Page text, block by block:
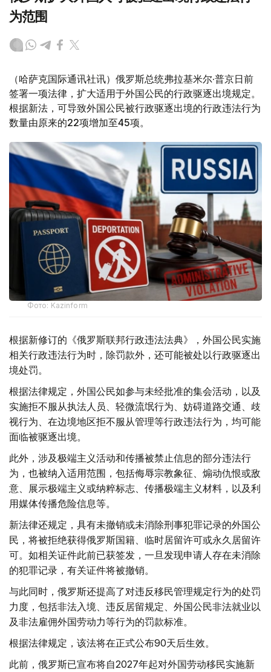
为范围
（哈萨克国际通讯社讯）俄罗斯总统弗拉基米尔·普京日前
签署一项法律，扩大适用于外国公民的行政驱逐出境规定。
根据新法，可导致外国公民被行政驱逐出境的行政违法行为
数量由原来的22项增加至45项。
Фото: Kazinform
根据新修订的《俄罗斯联邦行政违法法典》，外国公民实施
相关行政违法行为时，除罚款外，还可能被处以行政驱逐出
境处罚。
根据法律规定，外国公民如参与未经批准的集会活动，以及
实施拒不服从执法人员、轻微流氓行为、妨碍道路交通、歧
视行为、在边境地区拒不服从管理等行政违法行为，均可能
面临被驱逐出境。
此外，涉及极端主义活动和传播被禁止信息的部分违法行
为，也被纳入适用范围，包括侮辱宗教象征、煽动仇恨或敌
意、展示极端主义或纳粹标志、传播极端主义材料，以及利
用媒体传播危险信息等。
新法律还规定，具有未撤销或未消除刑事犯罪记录的外国公
民，将被拒绝获得俄罗斯国籍、临时居留许可或永久居留许
可。如相关证件此前已获签发，一旦发现申请人存在未消除
的犯罪记录，有关证件将被撤销。
与此同时，俄罗斯还提高了对违反移民管理规定行为的处罚
力度，包括非法入境、违反居留规定、外国公民非法就业以
及非法雇佣外国劳动力等行为的罚款标准。
根据法律规定，该法将在正式公布90天后生效。
此前，俄罗斯已宣布将自2027年起对外国劳动移民实施新